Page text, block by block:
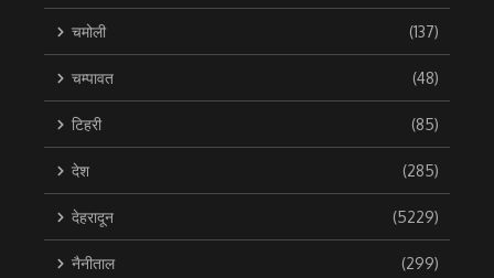
चमोली (137)
चम्पावत (48)
टिहरी (85)
देश (285)
देहरादून (5229)
नैनीताल (299)